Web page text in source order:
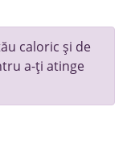
caloric și de
a-ți atinge